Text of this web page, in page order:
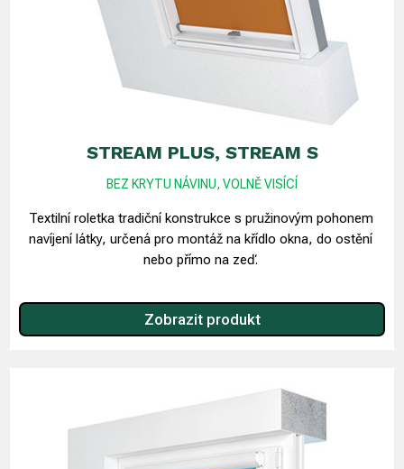
STREAM PLUS, STREAM S
BEZ KRYTU NÁVINU, VOLNĚ VISÍCÍ
Textilní roletka tradiční konstrukce s pružinovým pohonem
navíjení látky, určená pro montáž na křídlo okna, do ostění
nebo přímo na zeď.
Zobrazit produkt